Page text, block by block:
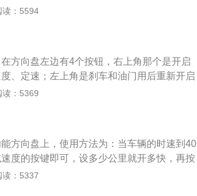
、宽1804mm、高1509mm，轴距为2
的是ecvt无级变速变速箱。
读：5594
方向盘左边有4个按钮，右上角那个是开启
、定速；左上角是刹车和油门用后重新开启
。凌渡（Lamando）是上汽大众在成都车展
225km，驱动方式为前轮驱动。
读：5369
方向盘上，使用方法为：当车辆的时速到40
度的按键即可，设多少公里就开多快，再按
刹车就自动解除。丰田雷凌车身尺寸为4640
读：5337